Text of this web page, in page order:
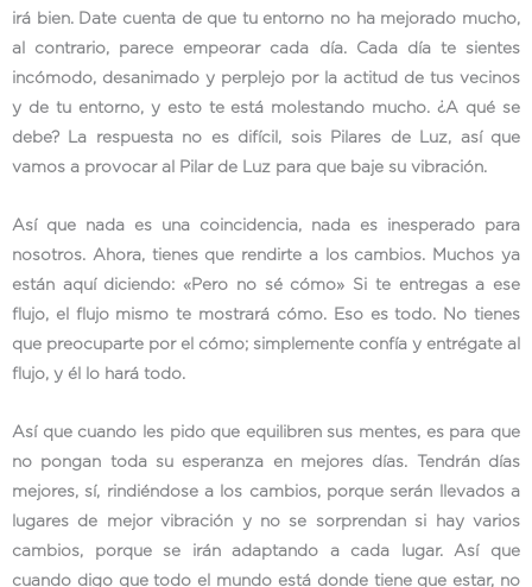
irá bien. Date cuenta de que tu entorno no ha mejorado mucho,
al contrario, parece empeorar cada día. Cada día te sientes
incómodo, desanimado y perplejo por la actitud de tus vecinos
y de tu entorno, y esto te está molestando mucho. ¿A qué se
debe? La respuesta no es difícil, sois Pilares de Luz, así que
vamos a provocar al Pilar de Luz para que baje su vibración.
Así que nada es una coincidencia, nada es inesperado para
nosotros. Ahora, tienes que rendirte a los cambios. Muchos ya
están aquí diciendo: «Pero no sé cómo» Si te entregas a ese
flujo, el flujo mismo te mostrará cómo. Eso es todo. No tienes
que preocuparte por el cómo; simplemente confía y entrégate al
flujo, y él lo hará todo.
Así que cuando les pido que equilibren sus mentes, es para que
no pongan toda su esperanza en mejores días. Tendrán días
mejores, sí, rindiéndose a los cambios, porque serán llevados a
lugares de mejor vibración y no se sorprendan si hay varios
cambios, porque se irán adaptando a cada lugar. Así que
cuando digo que todo el mundo está donde tiene que estar, no